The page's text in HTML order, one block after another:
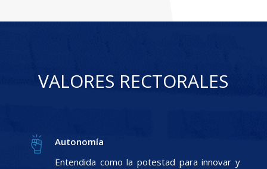
VALORES RECTORALES
Autonomía
Entendida como la potestad para innovar y